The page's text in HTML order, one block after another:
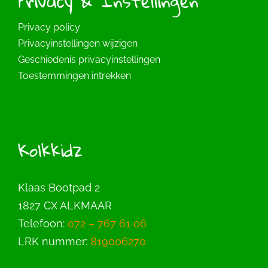
Privacy policy
Privacyinstellingen wijzigen
Geschiedenis privacyinstellingen
Toestemmingen intrekken
Kolkkidz
Klaas Bootpad 2
1827 CX ALKMAAR
Telefoon: 072 – 767 61 06
LRK nummer: 819006270